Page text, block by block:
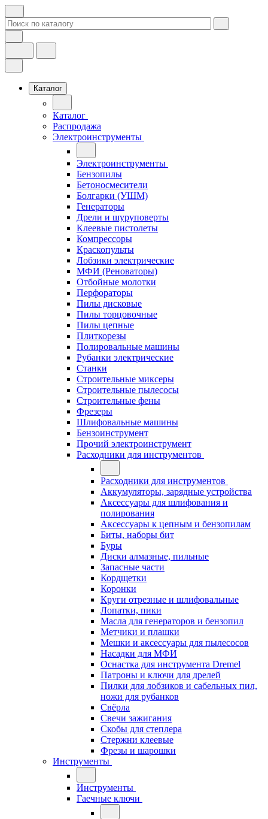
Каталог
Каталог
Распродажа
Электроинструменты
Электроинструменты
Бензопилы
Бетоносмесители
Болгарки (УШМ)
Генераторы
Дрели и шуруповерты
Клеевые пистолеты
Компрессоры
Краскопульты
Лобзики электрические
МФИ (Реноваторы)
Отбойные молотки
Перфораторы
Пилы дисковые
Пилы торцовочные
Пилы цепные
Плиткорезы
Полировальные машины
Рубанки электрические
Станки
Строительные миксеры
Строительные пылесосы
Строительные фены
Фрезеры
Шлифовальные машины
Бензоинструмент
Прочий электроинструмент
Расходники для инструментов
Расходники для инструментов
Аккумуляторы, зарядные устройства
Аксессуары для шлифования и
полирования
Аксессуары к цепным и бензопилам
Биты, наборы бит
Буры
Диски алмазные, пильные
Запасные части
Кордщетки
Коронки
Круги отрезные и шлифовальные
Лопатки, пики
Масла для генераторов и бензопил
Метчики и плашки
Мешки и аксессуары для пылесосов
Насадки для МФИ
Оснастка для инструмента Dremel
Патроны и ключи для дрелей
Пилки для лобзиков и сабельных пил,
ножи для рубанков
Свёрла
Свечи зажигания
Скобы для степлера
Стержни клеевые
Фрезы и шарошки
Инструменты
Инструменты
Гаечные ключи